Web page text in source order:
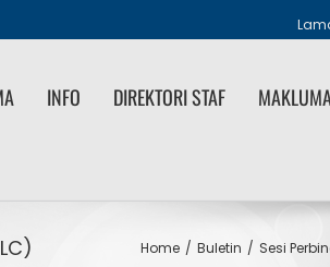
INFO DIREKTORI STAF
Home / Buletin / Sesi